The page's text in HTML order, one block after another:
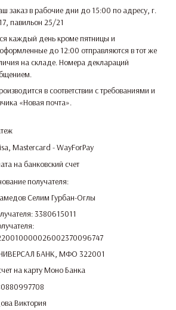
заказ в рабочие дни до 15:00 по адресу, г.
павильон 25/21
каждый день кроме пятницы и
до 12:00 отправляются в тот же
на складе. Номера деклараций
в соответствии с требованиями и
«Новая почта».
Mastercard - WayForPay
на банковский счет
получателя:
Селим Гурбан-Оглы
3380615011
БАНК, МФО 322001
на карту Моно Банка
Виктория